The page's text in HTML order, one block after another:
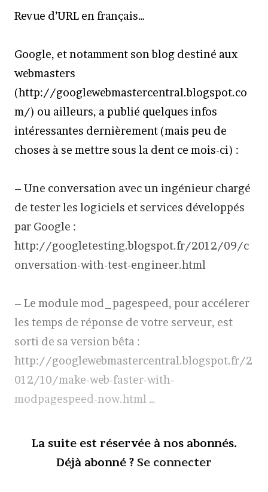
Revue d’URL en français…
Google, et notamment son blog destiné aux
webmasters
(http://googlewebmastercentral.blogspot.co
m/) ou ailleurs, a publié quelques infos
intéressantes dernièrement (mais peu de
choses à se mettre sous la dent ce mois-ci) :
– Une conversation avec un ingénieur chargé
de tester les logiciels et services développés
par Google :
http://googletesting.blogspot.fr/2012/09/c
onversation-with-test-engineer.html
– Le module mod_pagespeed, pour accélerer
les temps de réponse de votre serveur, est
sorti de sa version bêta :
http://googlewebmastercentral.blogspot.fr/2
012/10/make-web-faster-with-
modpagespeed-now.html …
La suite est réservée à nos abonnés.
Déjà abonné ? Se connecter